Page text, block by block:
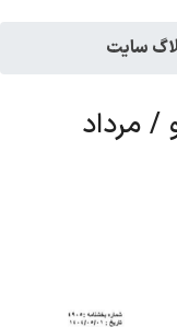
سایت
/ مرداد